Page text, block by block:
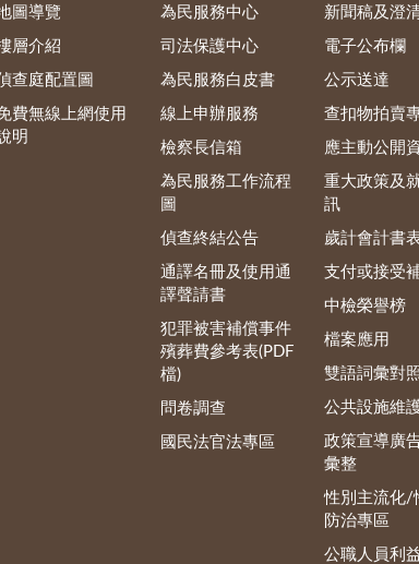
圖導覽
層介紹
查庭配置圖
費無線上網使用
明
為民服務中心
司法保護中心
為民服務白皮書
線上申辦服務
檢察長信箱
為民服務工作流程
圖
偵查終結公告
通譯名冊及使用通
譯聲請書
犯罪被害補償事件
殯葬費參考表(PDF
檔)
問卷調查
國民法官法專區
新聞稿及澄
電子公布欄
公示送達
查扣物拍賣
應主動公開
重大政策及
訊
歲計會計書
支付或接受
中檢榮譽榜
檔案應用
雙語詞彙對
公共設施維
政策宣導廣
彙整
性別主流化/
防治專區
公職人員利